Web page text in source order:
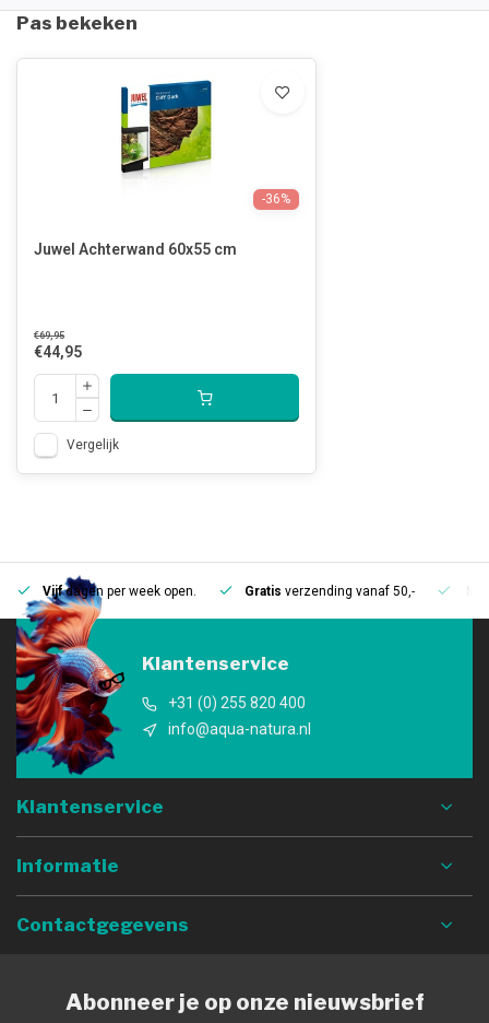
Pas bekeken
-36%
Juwel Achterwand 60x55 cm
€69,95
€44,95
Vergelijk
Vijfdagen per week open. Gratis verzending vanaf 50,-
Klantenservice
+31 (0) 255 820 400
info@aqua-natura.nl
Klantenservice
Informatie
Contactgegevens
Abonneer je op onze nieuwsbrief